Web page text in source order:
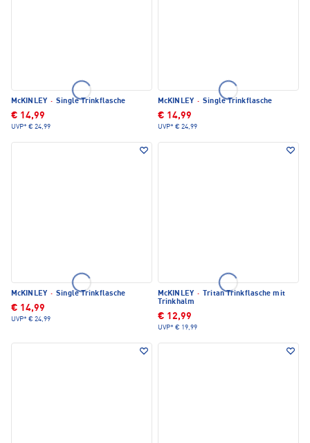
McKINLEY · Single Trinkflasche
€ 14,99
UVP* € 24,99
McKINLEY · Single Trinkflasche
€ 14,99
UVP* € 24,99
McKINLEY · Single Trinkflasche
€ 14,99
UVP* € 24,99
McKINLEY ·
Tritan Trinkflasche mit
Trinkhalm
€ 12,99
UVP* € 19,99